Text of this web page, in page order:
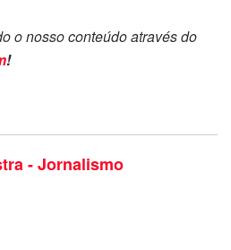
o nosso conteúdo através do
!
- Jornalismo